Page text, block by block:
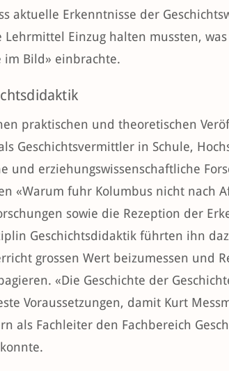
aktuelle Erkenntnisse der
Einzug halten mussten,
im Bild» einbrachte.
praktischen und theoretischen
Geschichtsvermittler in Schule,
und erziehungswissenschaftliche
«Warum fuhr Kolumbus nicht nach
sowie die Rezeption der
Geschichtsdidaktik führten ihn
grossen Wert beizumessen und
«Die Geschichte der
Voraussetzungen, damit Kurt
als Fachleiter den Fachbereich